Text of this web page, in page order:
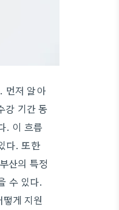
먼저 알아
강 기간 동
. 이 흐름
다. 또한
산의 특정
수 있다.
게 지원